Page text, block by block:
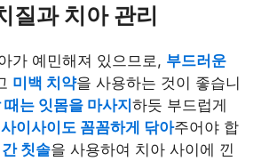
질과 치아 관리
가 예민해져 있으므로, 부드러운
미백 치약을 사용하는 것이 좋습니
는 잇몸을 마사지하듯 부드럽게
이사이도 꼼꼼하게 닦아주어야 합
칫솔을 사용하여 치아 사이에 낀